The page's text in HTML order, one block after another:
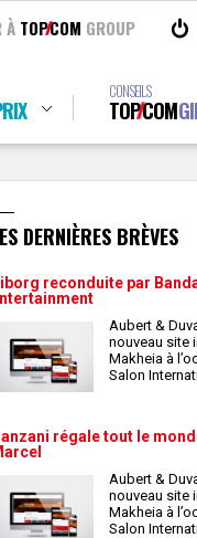
À TOPCOM GROUP
CONSEILS
TOPCOM
DERNIÈRES BRÈVES
reconduite par
Aubert &
nouveau site
Makheia à
Salon
régale tout le
Aubert &
nouveau site
Makheia à
Salon